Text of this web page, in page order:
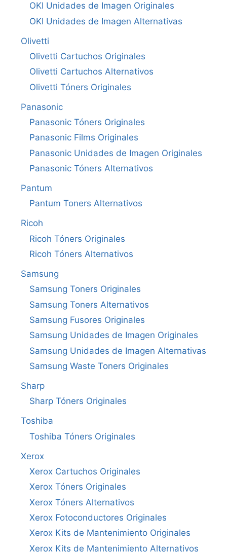
OKI Unidades de Imagen Originales
OKI Unidades de Imagen Alternativas
Olivetti
Olivetti Cartuchos Originales
Olivetti Cartuchos Alternativos
Olivetti Tóners Originales
Panasonic
Panasonic Tóners Originales
Panasonic Films Originales
Panasonic Unidades de Imagen Originales
Panasonic Tóners Alternativos
Pantum
Pantum Toners Alternativos
Ricoh
Ricoh Tóners Originales
Ricoh Tóners Alternativos
Samsung
Samsung Toners Originales
Samsung Toners Alternativos
Samsung Fusores Originales
Samsung Unidades de Imagen Originales
Samsung Unidades de Imagen Alternativas
Samsung Waste Toners Originales
Sharp
Sharp Tóners Originales
Toshiba
Toshiba Tóners Originales
Xerox
Xerox Cartuchos Originales
Xerox Tóners Originales
Xerox Tóners Alternativos
Xerox Fotoconductores Originales
Xerox Kits de Mantenimiento Originales
Xerox Kits de Mantenimiento Alternativos